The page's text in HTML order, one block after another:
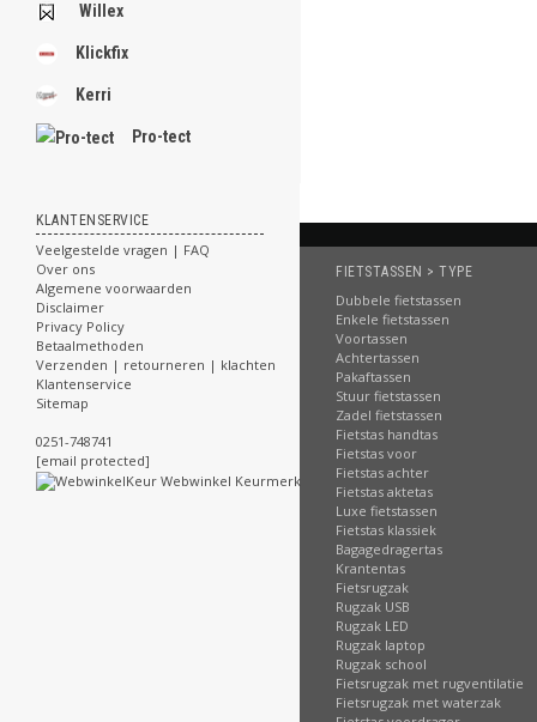
Willex
Klickfix
Kerri
Pro-tect
KLANTENSERVICE
Veelgestelde vragen | FAQ
Over ons
Algemene voorwaarden
Disclaimer
Privacy Policy
Betaalmethoden
Verzenden | retourneren | klachten
Klantenservice
Sitemap
0251-748741
[email protected]
FIETSTASSEN > TYPE
Dubbele fietstassen
Enkele fietstassen
Voortassen
Achtertassen
Pakaftassen
Stuur fietstassen
Zadel fietstassen
Fietstas handtas
Fietstas voor
Fietstas achter
Fietstas aktetas
Luxe fietstassen
Fietstas klassiek
Bagagedragertas
Krantentas
Fietsrugzak
Rugzak USB
Rugzak LED
Rugzak laptop
Rugzak school
Fietsrugzak met rugventilatie
Fietsrugzak met waterzak